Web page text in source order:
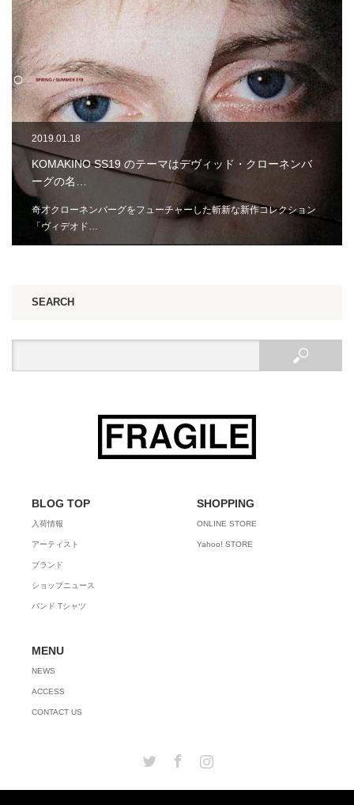
2019.01.18
KOMAKINO SS19 のテーマはデヴィッド・クローネンバ
ーグの名…
奇才クローネンバーグをフューチャーした斬新な新作コレクション
「ヴィデオド…
SEARCH
BLOG TOP
入荷情報
アーティスト
ブランド
ショップニュース
バンド Tシャツ
SHOPPING
ONLINE STORE
Yahoo! STORE
MENU
NEWS
ACCESS
CONTACT US
Twitter Facebook